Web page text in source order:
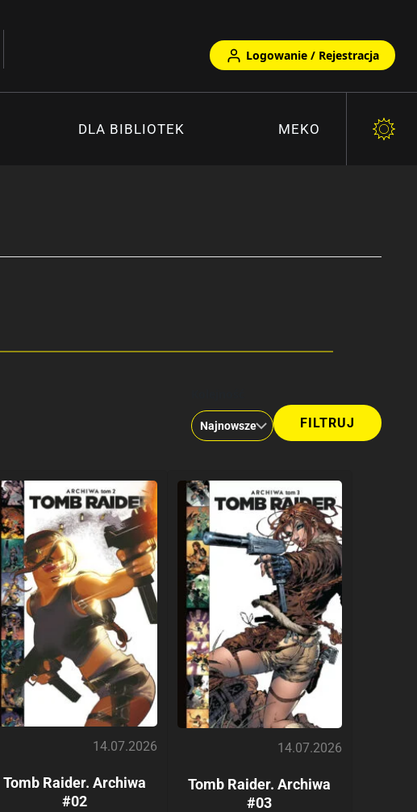
Logowanie / Rejestracja
DLA BIBLIOTEK MEKO
14.07.2026
Tomb Raider. Archiwa
#02
14.07.2026
Tomb Raider. Archiwa
#03